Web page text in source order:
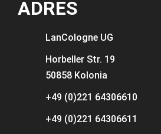
ADRES
LanCologne UG
Horbeller Str. 19
50858 Kolonia
+49 (0)221 64306610
+49 (0)221 64306611